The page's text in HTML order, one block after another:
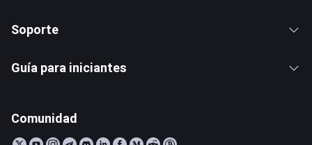
Soporte
Guía para iniciantes
Comunidad